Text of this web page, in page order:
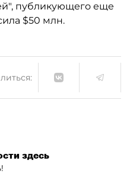
публикующего еще
$50 млн.
здесь